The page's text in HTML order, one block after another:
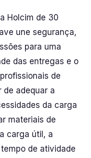
Holcim de 30
une segurança,
para uma
das entregas e o
de
de adequar a
da carga
materiais de
carga útil, a
de atividade